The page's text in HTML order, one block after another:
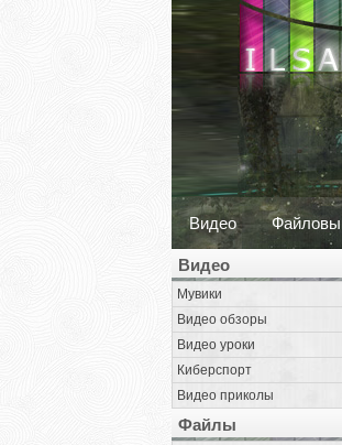
Видео
Видео
Мувики
Видео обзоры
Видео уроки
Киберспорт
Видео приколы
Файлы